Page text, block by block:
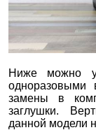
Ниже можно
одноразовыми
замены в
заглушки.
данной модели